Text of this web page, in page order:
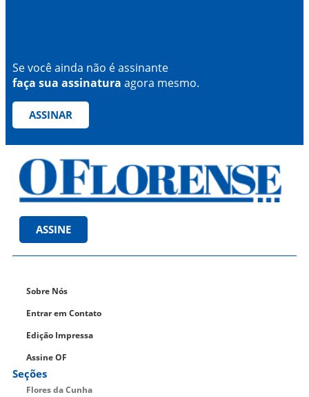
Se você ainda não é assinante
faça sua assinatura agora mesmo.
ASSINAR
ASSINE
Sobre Nós
Entrar em Contato
Edição Impressa
Assine OF
Seções
Flores da Cunha